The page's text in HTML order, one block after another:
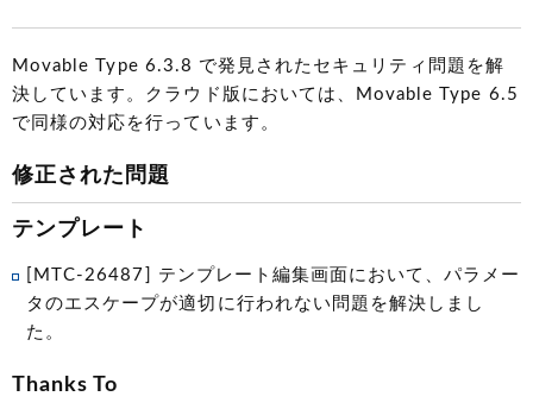
Movable Type 6.3.8 で発見されたセキュリティ問題を解
決しています。クラウド版においては、Movable Type 6.5
で同様の対応を行っています。
修正された問題
テンプレート
[MTC-26487] テンプレート編集画面において、パラメー
タのエスケープが適切に行われない問題を解決しまし
た。
Thanks To